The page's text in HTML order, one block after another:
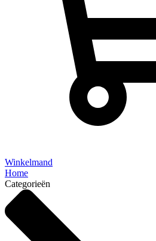
Winkelmand
Home
Categorieën